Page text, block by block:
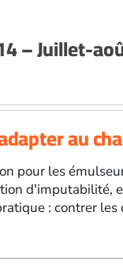
– Juillet-
au
pour les
d'imputabilité,
: contrer les